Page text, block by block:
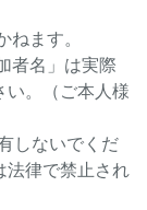
ます。
者名」は実際
い。（ご本人様
しないでくだ
法律で禁止され